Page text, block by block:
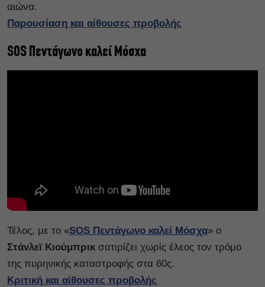
αιώνα.
Παρουσίαση και αίθουσες προβολής
SOS Πεντάγωνο καλεί Μόσχα
Τέλος, με το «SOS Πεντάγωνο καλεί Μόσχα» o
Στάνλεϊ Κιούμπρικ σατιρίζει χωρίς έλεος τον τρόμο
της πυρηνικής καταστροφής στα 60ς.
Κριτική και αίθουσες προβολής